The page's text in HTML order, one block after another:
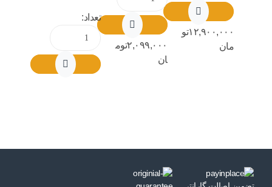
۱۲,۹۰۰,۰۰۰تو
مان
۲,۰۹۹,۰۰۰توم
ان
تعداد: